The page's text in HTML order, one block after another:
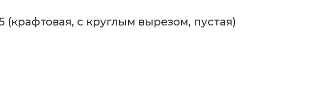
(крафтовая, с круглым вырезом, пустая)